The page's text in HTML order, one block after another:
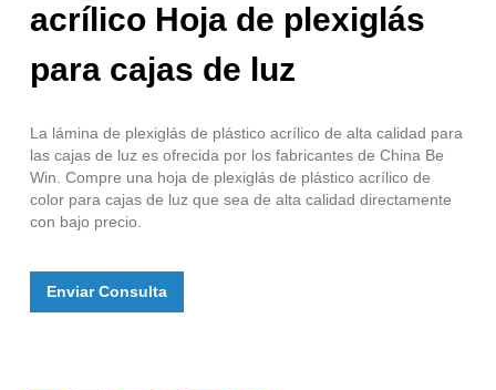
acrílico Hoja de plexiglás
para cajas de luz
La lámina de plexiglás de plástico acrílico de alta calidad para
las cajas de luz es ofrecida por los fabricantes de China Be
Win. Compre una hoja de plexiglás de plástico acrílico de
color para cajas de luz que sea de alta calidad directamente
con bajo precio.
Enviar Consulta